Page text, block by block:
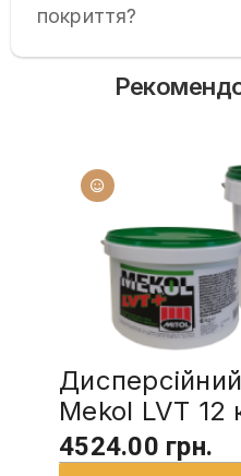
покриття?
Mekol LVT 12
4524.00 грн.